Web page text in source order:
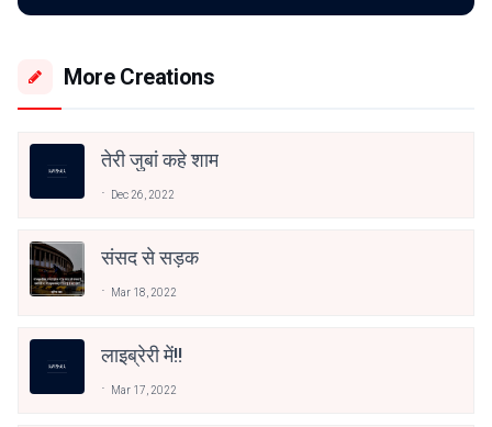
More Creations
तेरी जुबां कहे शाम
Dec 26, 2022
संसद से सड़क
Mar 18, 2022
लाइब्रेरी में!!
Mar 17, 2022